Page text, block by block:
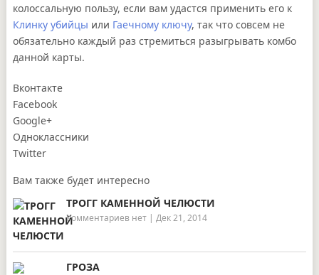
колоссальную пользу, если вам удастся применить его к
Клинку убийцы или Гаечному ключу, так что совсем не
обязательно каждый раз стремиться разыгрывать комбо
данной карты.
Вконтакте
Facebook
Google+
Одноклассники
Twitter
Вам также будет интересно
ТРОГГ КАМЕННОЙ ЧЕЛЮСТИ
Комментариев нет| Дек 21, 2014
ГРОЗА